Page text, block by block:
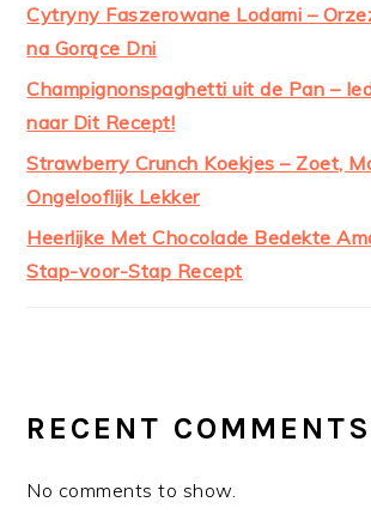
Cytryny Faszerowane Lodami –
na Gorące Dni
Champignonspaghetti uit de Pan –
naar Dit Recept!
Strawberry Crunch Koekjes – Zoet,
Ongelooflijk Lekker
Heerlijke Met Chocolade Bedekte
Stap-voor-Stap Recept
RECENT COMMENTS
No comments to show.